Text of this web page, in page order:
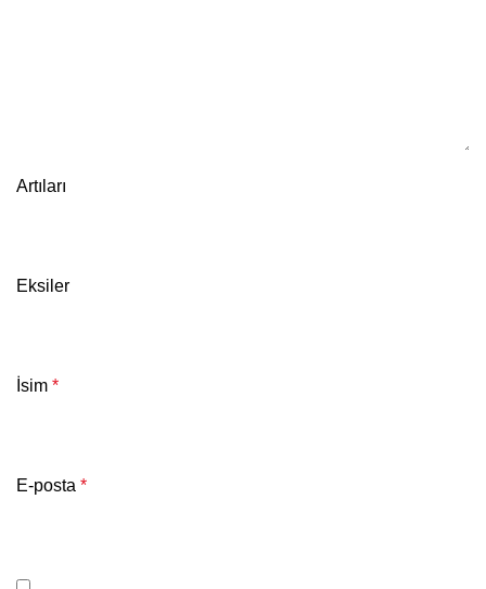
Artıları
Eksiler
İsim *
E-posta *